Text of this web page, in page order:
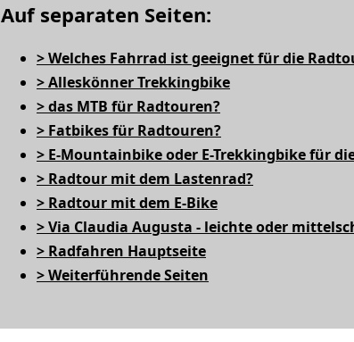
Auf separaten Seiten:
> Welches Fahrrad ist geeignet für die
> Alleskönner Trekkingbike
> das MTB für Radtouren?
> Fatbikes für Radtouren?
> E-Mountainbike oder E-Trekkingbike für
> Radtour mit dem Lastenrad?
> Radtour mit dem E-Bike
> Via Claudia Augusta - leichte oder
> Radfahren Hauptseite
> Weiterführende Seiten